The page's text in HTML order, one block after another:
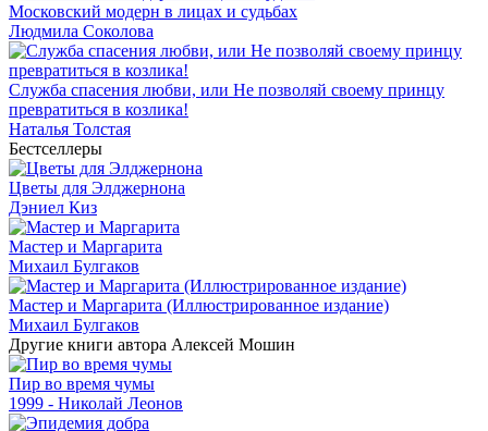
Московский модерн в лицах и судьбах
Людмила Соколова
Служба спасения любви, или Не позволяй своему принцу
превратиться в козлика!
Наталья Толстая
Бестселлеры
Цветы для Элджернона
Дэниел Киз
Мастер и Маргарита
Михаил Булгаков
Мастер и Маргарита (Иллюстрированное издание)
Михаил Булгаков
Другие книги автора Алексей Мошин
Пир во время чумы
1999 - Николай Леонов